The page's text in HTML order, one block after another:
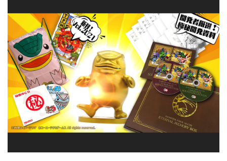
教學評測
EduTech
IT Times
生成式AI與雲端應用
Enterprise Digital Transformation
特集